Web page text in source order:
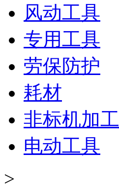
风动工具
专用工具
劳保防护
耗材
非标机加工
电动工具
>